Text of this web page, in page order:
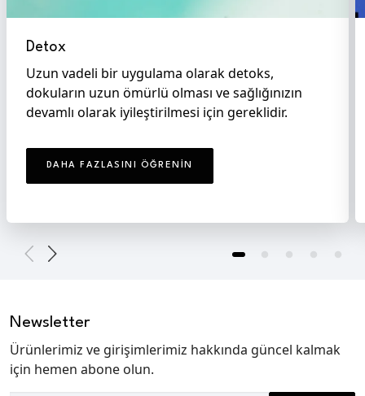
Detox
Uzun vadeli bir uygulama olarak detoks,
dokuların uzun ömürlü olması ve sağlığınızın
devamlı olarak iyileştirilmesi için gereklidir.
DAHA FAZLASINI ÖĞRENIN
Newsletter
Ürünlerimiz ve girişimlerimiz hakkında güncel kalmak
için hemen abone olun.